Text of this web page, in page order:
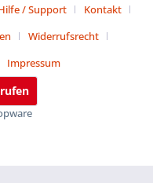
/ Support
Kontakt
Widerrufsrecht
Impressum